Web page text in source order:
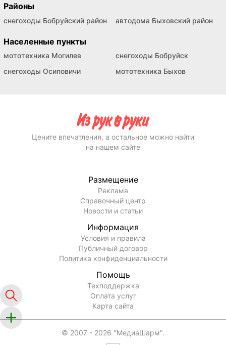
Районы
снегоходы Бобруйский район автодома Быховский район
Населенные пункты
мототехника Могилев
снегоходы Бобруйск
снегоходы Осиповичи
мототехника Быхов
Цените впечатления, а остальное можно найти
на нашем сайте
Размещение
Реклама
Справочный центр
Новости и статьи
Информация
Условия и правила
Публичный договор
Политика конфиденциальности
Помощь
Техподдержка
Оплата услуг
Карта сайта
© 2007 - 2026 "МедиаШарм".